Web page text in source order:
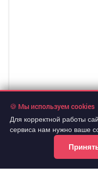
🍪 Мы используем cookies
Для корректной работы
сервиса нам нужно ваше